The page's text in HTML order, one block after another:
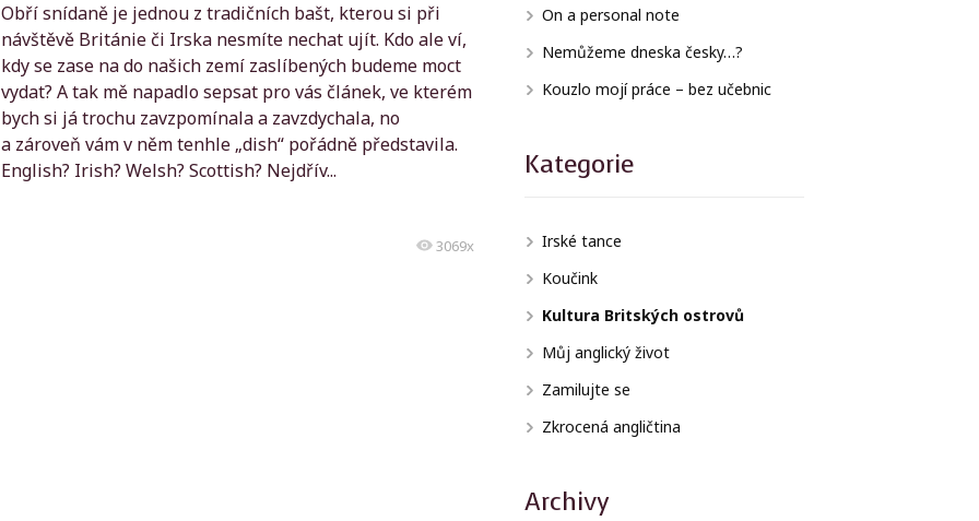
Obří snídaně je jednou z tradičních bašt, kterou si při
návštěvě Británie či Irska nesmíte nechat ujít. Kdo ale ví,
kdy se zase na do našich zemí zaslíbených budeme moct
vydat? A tak mě napadlo sepsat pro vás článek, ve kterém
bych si já trochu zavzpomínala a zavzdychala, no
a zároveň vám v něm tenhle „dish“ pořádně představila.
English? Irish? Welsh? Scottish? Nejdřív...
3069x
On a personal note
Nemůžeme dneska česky…?
Kouzlo mojí práce – bez učebnic
Kategorie
Irské tance
Koučink
Kultura Britských ostrovů
Můj anglický život
Zamilujte se
Zkrocená angličtina
Archivy